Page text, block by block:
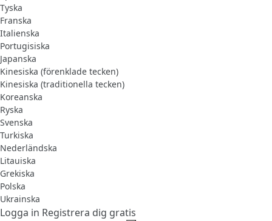
Tyska
Franska
Italienska
Portugisiska
Japanska
Kinesiska (förenklade tecken)
Kinesiska (traditionella tecken)
Koreanska
Ryska
Svenska
Turkiska
Nederländska
Litauiska
Grekiska
Polska
Ukrainska
Logga in Registrera dig gratis